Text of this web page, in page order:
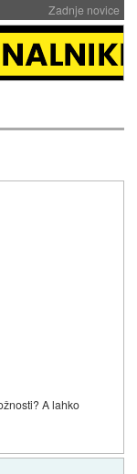
Zadnje novice
A lahko